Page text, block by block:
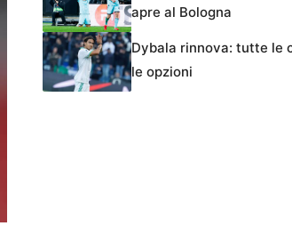
apre al Bologna
Dybala rinnova: tutte le
le opzioni